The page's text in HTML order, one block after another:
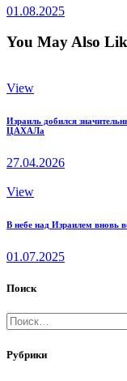
01.08.2025
You May Also
View
Израиль добился
ЦАХАЛа
27.04.2026
View
В небе над Израилем вновь
01.07.2025
Поиск
Найти:
Рубрики